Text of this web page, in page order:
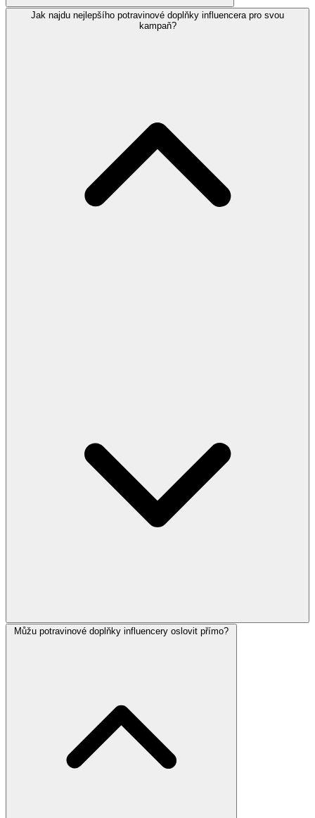
Jak najdu nejlepšího potravinové doplňky influencera pro svou
kampaň?
Můžu potravinové doplňky influencery oslovit přímo?